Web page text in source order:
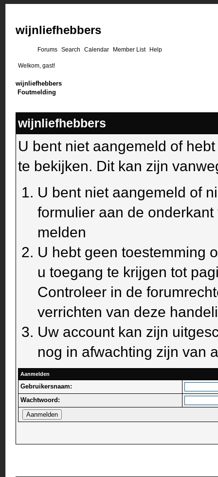
wijnliefhebbers
Forums Search Calendar Member List Help
Welkom, gast!
wijnliefhebbers
Foutmelding
wijnliefhebbers
U bent niet aangemeld of
te bekijken. Dit kan zijn
U bent niet aangemeld of
formulier aan de
melden
U hebt geen toestemming
u toegang te krijgen tot
Controleer in de
verrichten van deze
Uw account kan zijn
nog in afwachting zijn van
Aanmelden
Gebruikersnaam:
Wachtwoord: